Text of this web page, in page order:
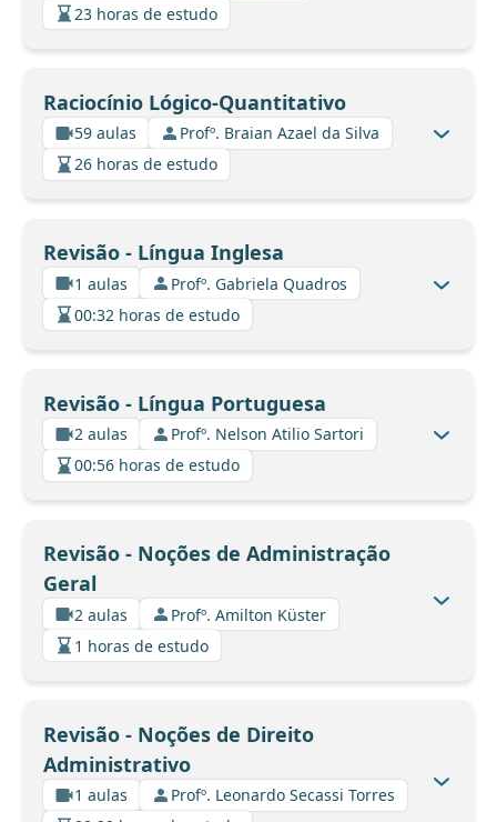
23 horas de estudo
Raciocínio Lógico-Quantitativo
59 aulas
Profº. Braian Azael da Silva
26 horas de estudo
Revisão - Língua Inglesa
1 aulas
Profº. Gabriela Quadros
00:32 horas de estudo
Revisão - Língua Portuguesa
2 aulas
Profº. Nelson Atilio Sartori
00:56 horas de estudo
Revisão - Noções de Administração
Geral
2 aulas
Profº. Amilton Küster
1 horas de estudo
Revisão - Noções de Direito
Administrativo
1 aulas
Profº. Leonardo Secassi Torres